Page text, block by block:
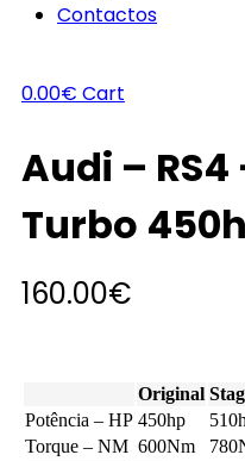
Contactos
0.00€ Cart
Audi – RS4
Turbo
160.00€
Original
Potência – HP 450hp
Torque – NM 600Nm